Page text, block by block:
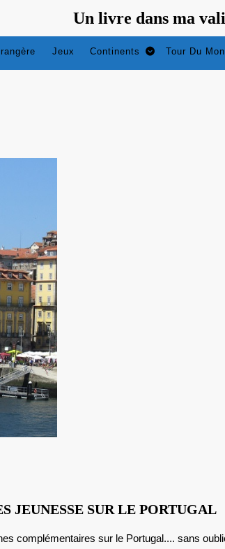
Un livre dans ma
Jeux Continents Tour Du
JEUNESSE SUR LE PORTUGAL